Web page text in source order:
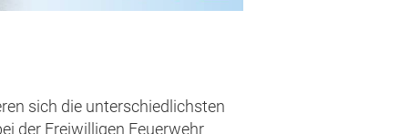
sich die unterschiedlichsten
der Freiwilligen Feuerwehr